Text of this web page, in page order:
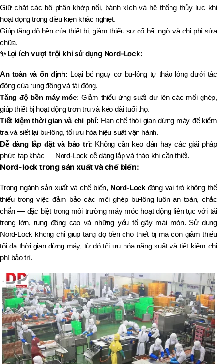
Giữ chặt các bộ phận khớp nối, bánh xích và hệ thống thủy lực khi
hoạt động trong điều kiện khắc nghiệt.
Giúp tăng độ bền của thiết bị, giảm thiểu sự cố bất ngờ và chi phí sửa
chữa.
✨Lợi ích vượt trội khi sử dụng Nord-Lock:
An toàn và ổn định: Loại bỏ nguy cơ bu-lông tự tháo lỏng dưới tác
động của rung động và tải động.
Tăng độ bền máy móc: Giảm thiểu ứng suất dư lên các mối ghép,
giúp thiết bị hoạt động trơn tru và kéo dài tuổi thọ.
Tiết kiệm thời gian và chi phí: Hạn chế thời gian dừng máy để kiểm
tra và siết lại bu-lông, tối ưu hóa hiệu suất vận hành.
Dễ dàng lắp đặt và bảo trì: Không cần keo dán hay các giải pháp
phức tạp khác — Nord-Lock dễ dàng lắp và tháo khi cần thiết.
Nord-lock trong sản xuất và chế biến:
Trong ngành sản xuất và chế biến, Nord-Lockđóng vai trò không thể
thiếu trong việc đảm bảo các mối ghép bu-lông luôn an toàn, chắc
chắn — đặc biệt trong môi trường máy móc hoạt động liên tục với tải
trọng lớn, rung động cao và những yếu tố gây mài mòn. Sử dụng
Nord-Lock không chỉ giúp tăng độ bền cho thiết bị mà còn giảm thiểu
tối đa thời gian dừng máy, từ đó tối ưu hóa năng suất và tiết kiệm chi
phí bảo trì.